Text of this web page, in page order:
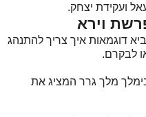
ועקידת יצחק.
וירא
דוגמאות איך צריך להתנהג
לבקרם.
מלך גרר המציג את